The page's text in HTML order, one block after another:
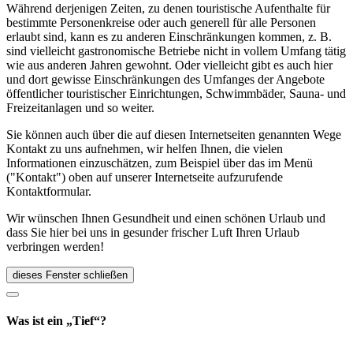
Während derjenigen Zeiten, zu denen touristische Aufenthalte für
bestimmte Personenkreise oder auch generell für alle Personen
erlaubt sind, kann es zu anderen Einschränkungen kommen, z. B.
sind vielleicht gastronomische Betriebe nicht in vollem Umfang tätig
wie aus anderen Jahren gewohnt. Oder vielleicht gibt es auch hier
und dort gewisse Einschränkungen des Umfanges der Angebote
öffentlicher touristischer Einrichtungen, Schwimmbäder, Sauna- und
Freizeitanlagen und so weiter.
Sie können auch über die auf diesen Internetseiten genannten Wege
Kontakt zu uns aufnehmen, wir helfen Ihnen, die vielen
Informationen einzuschätzen, zum Beispiel über das im Menü
("Kontakt") oben auf unserer Internetseite aufzurufende
Kontaktformular.
Wir wünschen Ihnen Gesundheit und einen schönen Urlaub und
dass Sie hier bei uns in gesunder frischer Luft Ihren Urlaub
verbringen werden!
dieses Fenster schließen
Was ist ein „Tief“?